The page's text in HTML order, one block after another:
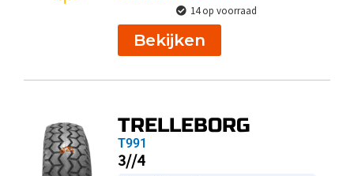
14 op voorraad
Bekijken
TRELLEBORG
T991
3//4